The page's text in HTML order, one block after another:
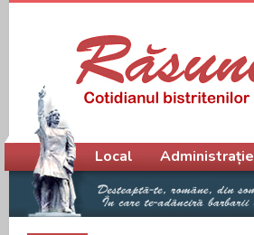
Meniu principal
Local Administrație